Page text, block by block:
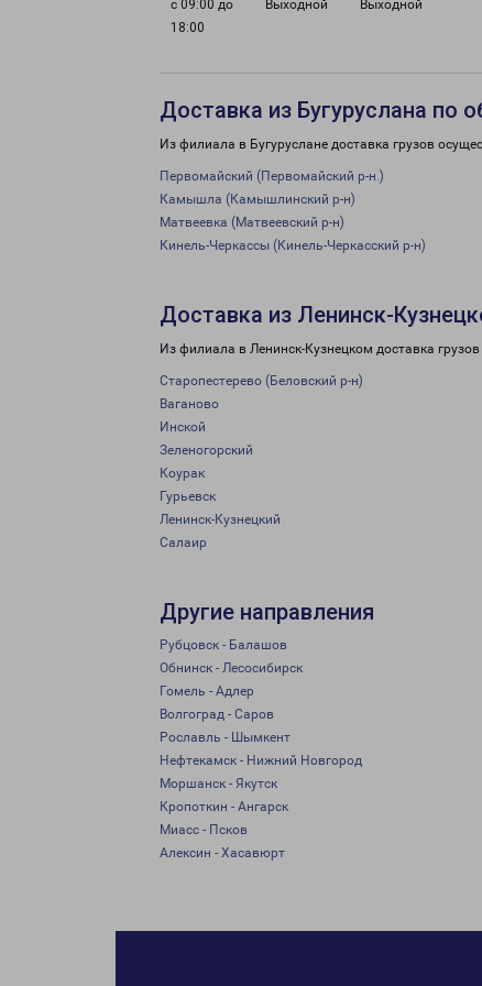
с 09:00 до
18:00
Выходной Выходной
Доставка из Бугуруслана по
Из филиала в Бугуруслане доставка грузов
Первомайский (Первомайский р-н.)
Камышла (Камышлинский р-н)
Матвеевка (Матвеевский р-н)
Кинель-Черкассы (Кинель-Черкасский р-н)
Доставка из Ленинск-
Из филиала в Ленинск-Кузнецком доставка
Старопестерево (Беловский р-н)
Ваганово
Инской
Зеленогорский
Коурак
Гурьевск
Ленинск-Кузнецкий
Салаир
Другие направления
Рубцовск - Балашов
Обнинск - Лесосибирск
Гомель - Адлер
Волгоград - Саров
Рославль - Шымкент
Нефтекамск - Нижний Новгород
Моршанск - Якутск
Кропоткин - Ангарск
Миасс - Псков
Алексин - Хасавюрт